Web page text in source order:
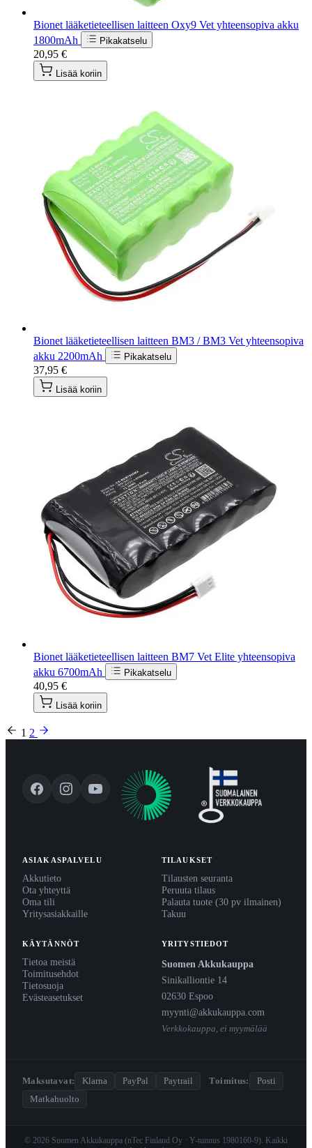
Bionet lääketieteellisen laitteen Oxy9 Vet yhteensopiva akku
1800mAh
Pikakatselu
20,95 €
Lisää koriin
Bionet lääketieteellisen laitteen BM3 / BM3 Vet yhteensopiva
akku 2200mAh
Pikakatselu
37,95 €
Lisää koriin
Bionet lääketieteellisen laitteen BM7 Vet Elite yhteensopiva
akku 6700mAh
Pikakatselu
40,95 €
Lisää koriin
1 2
ASIAKASPALVELU
Akkutieto
Ota yhteyttä
Oma tili
Yritysasiakkaille
TILAUKSET
Tilausten seuranta
Peruuta tilaus
Palauta tuote (30 pv ilmainen)
Takuu
KÄYTÄNNÖT
Tietoa meistä
Toimitusehdot
Tietosuoja
Evästeasetukset
YRITYSTIEDOT
Suomen Akkukauppa
Sinikalliontie 14
02630 Espoo
myynti@akkukauppa.com
Verkkokauppa, ei myymälää
Maksutavat: Klarna PayPal Paytrail · Toimitus:
Posti
Matkahuolto
© 2026 Suomen Akkukauppa (nTec Finland Oy · Y-tunnus 1980160-9). Kaikki